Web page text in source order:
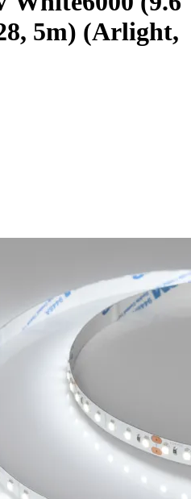
5m) (Arlight,